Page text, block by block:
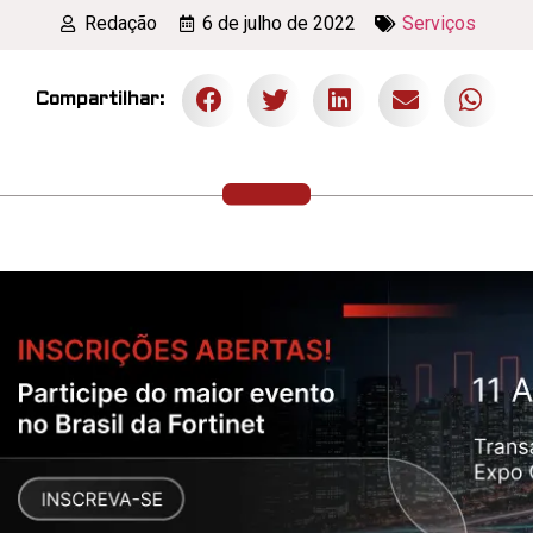
Redação 6 de julho de 2022 Serviços
Compartilhar: